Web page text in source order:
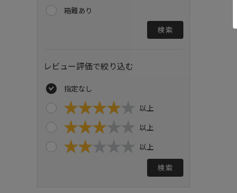
箱難あり
検索
レビュー評価で絞り込む
指定なし
以上
以上
以上
検索